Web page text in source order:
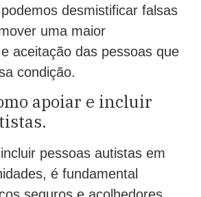
desmistificar falsas
uma maior
aceitação das pessoas que
condição.
apoiar e incluir
pessoas autistas em
é fundamental